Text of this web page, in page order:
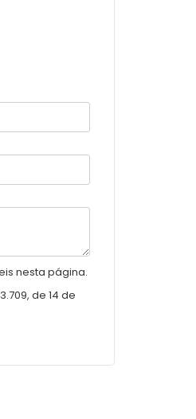
nesta página.
de 14 de